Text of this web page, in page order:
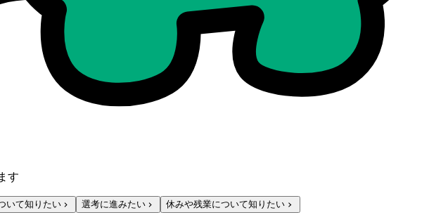
す
いて知りたい 選考に進みたい 休みや残業について知りたい